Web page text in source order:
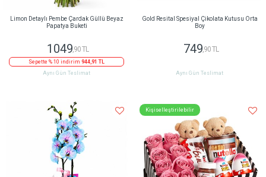
Limon Detaylı Pembe Çardak Güllü Beyaz
Papatya Buketi
1049,90 TL
Sepette % 10 indirim 944,91 TL
Aynı Gün Teslimat
Gold Resital Spesiyal Çikolata Kutusu Orta
Boy
749,90 TL
Aynı Gün Teslimat
Kişiselleştirilebilir